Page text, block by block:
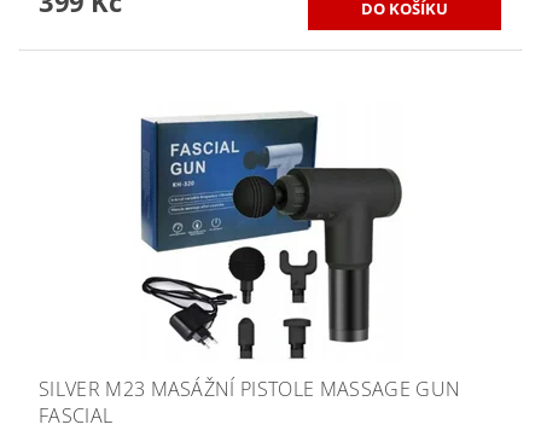
SILVER M23 MASÁŽNÍ PISTOLE MASSAGE GUN
FASCIAL